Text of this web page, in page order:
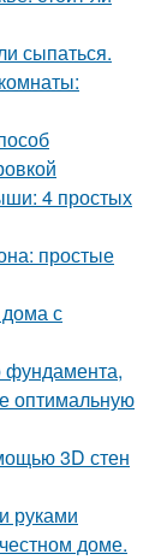
сыпаться.
4 простых
простые
дома с
фундамента,
оптимальную
3D стен
руками
доме.